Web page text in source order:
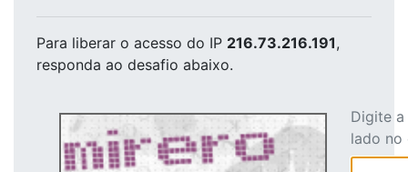
Para liberar o acesso do IP 216.73.216.191,
responda ao desafio abaixo.
Digite
lado no